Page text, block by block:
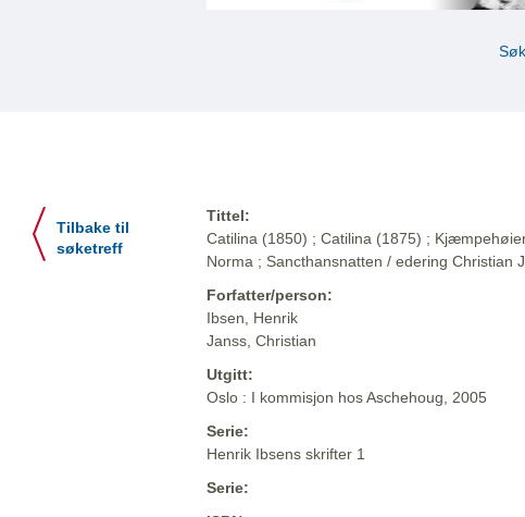
Søk
Tilbake til
søketreff
Tittel:
Catilina (1850) ; Catilina (1875) ;
Norma ; Sancthansnatten / edering Christian
Forfatter/person:
Ibsen, Henrik
Janss, Christian
Utgitt:
Oslo : I kommisjon hos Aschehoug, 2005
Serie:
Henrik Ibsens skrifter 1
Serie: